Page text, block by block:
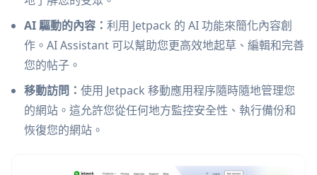
AI 驅動的內容： 利用 Jetpack 的 AI 功能來簡化內容創
作。AI Assistant 可以幫助您更高效地起草、編輯和完善
您的帖子。
移動訪問： 使用 Jetpack 移動應用程序隨時隨地管理您
的網站。這允許您從任何地方監控安全性、執行備份和
恢復您的網站。